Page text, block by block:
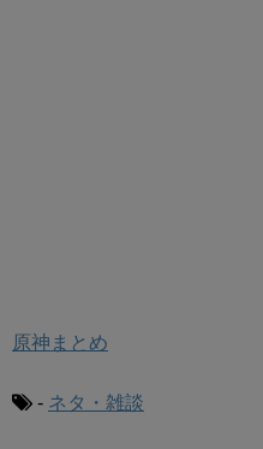
原神まとめ
- ネタ・雑談